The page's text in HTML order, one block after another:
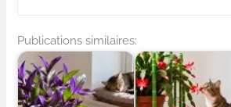
Publications similaires: